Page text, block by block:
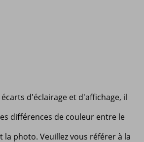
d'éclairage et d'affichage, il
différences de couleur entre le
la photo. Veuillez vous référer à la